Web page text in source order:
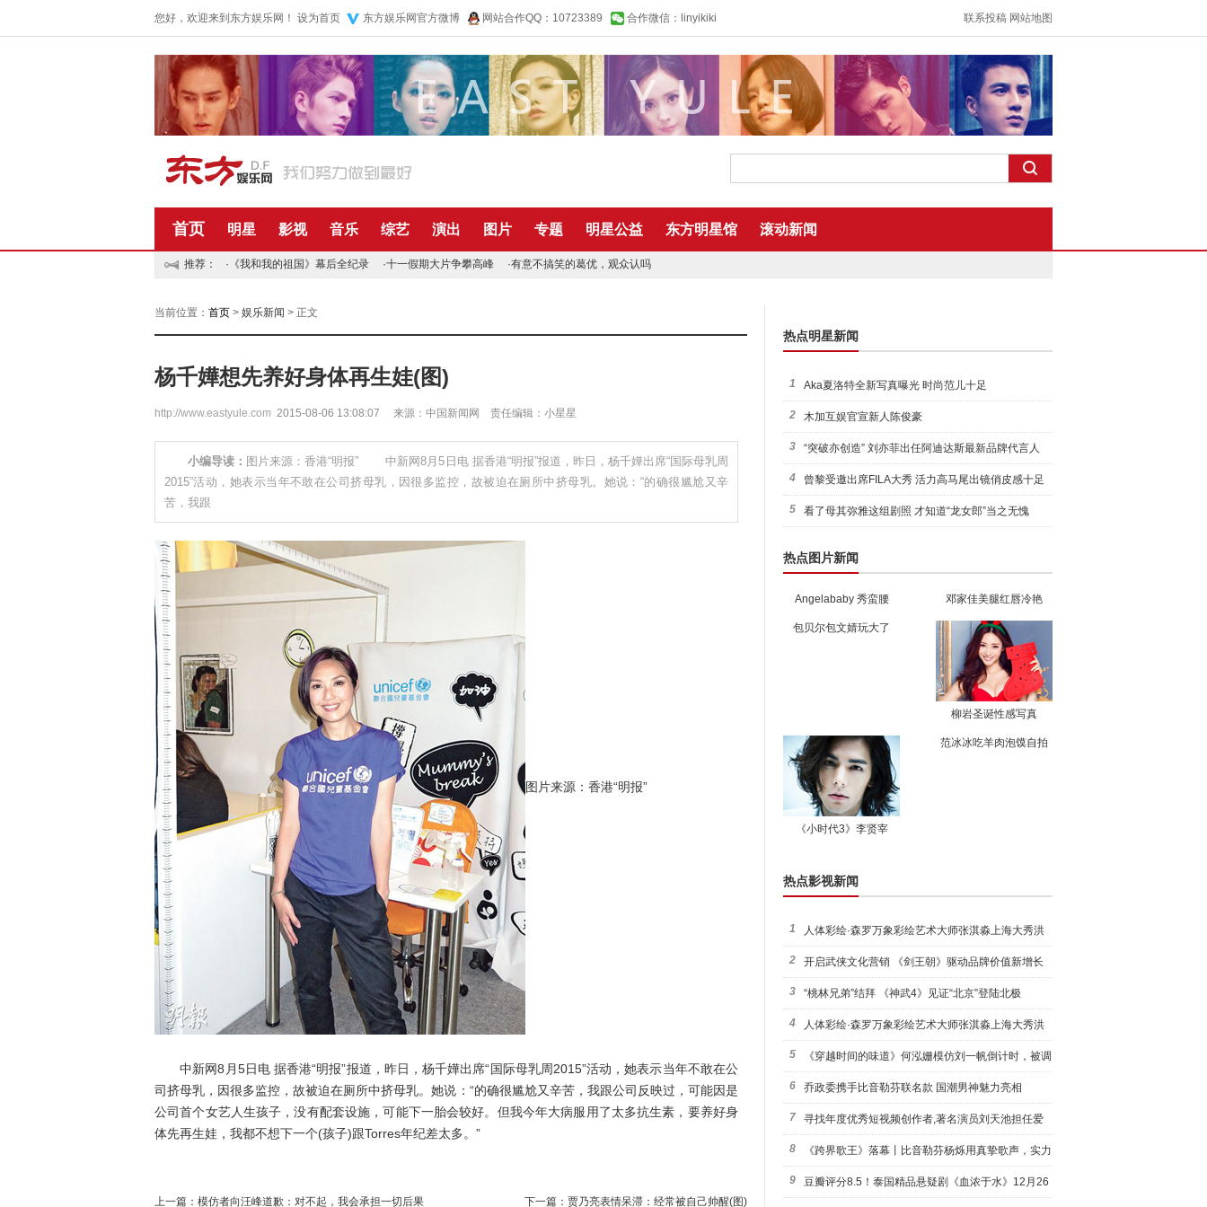
您好，欢迎来到东方娱乐网！ 设为首页 东方娱乐网官方微博 网站合作QQ：10723389 合作微信：linyikiki 联系投稿 网站地图
首页 明星 影视 音乐 综艺 演出 图片 专题 明星公益 东方明星馆 滚动新闻
推荐： · 《我和我的祖国》幕后全纪录 ·十一假期大片争攀高峰 ·有意不搞笑的葛优，观众认吗
当前位置： 首页 > 娱乐新闻 > 正文
杨千嬅想先养好身体再生娃(图)
http://www.eastyule.com 2015-08-06 13:08:07 来源：中国新闻网 责任编辑：小星星
小编导读： 图片来源：香港“明报” 中新网8月5日电 据香港“明报”报道，昨日，杨千嬅出席“国际母乳周
2015”活动，她表示当年不敢在公司挤母乳，因很多监控，故被迫在厕所中挤母乳。她说：“的确很尴尬又辛
苦，我跟
图片来源：香港“明报”
中新网8月5日电 据香港“明报”报道，昨日，杨千嬅出席“国际母乳周2015”活动，她表示当年不敢在公
司挤母乳，因很多监控，故被迫在厕所中挤母乳。她说：“的确很尴尬又辛苦，我跟公司反映过，可能因是
公司首个女艺人生孩子，没有配套设施，可能下一胎会较好。但我今年大病服用了太多抗生素，要养好身
体先再生娃，我都不想下一个(孩子)跟Torres年纪差太多。”
上一篇： 模仿者向汪峰道歉：对不起，我会承担一切后果 下一篇： 贾乃亮表情呆滞：经常被自己帅醒(图)
热点明星新闻
1 Aka夏洛特全新写真曝光 时尚范儿十足
2 木加互娱官宣新人陈俊豪
3 “突破亦创造” 刘亦菲出任阿迪达斯最新品牌代言人
引爆
4 曾黎受邀出席FILA大秀 活力高马尾出镜俏皮感十足
5 看了母其弥雅这组剧照 才知道“龙女郎”当之无愧
热点图片新闻
Angelababy 秀蛮腰 邓家佳美腿红唇冷艳
包贝尔包文婧玩大了
柳岩圣诞性感写真
《小时代3》李贤宰
范冰冰吃羊肉泡馍自拍
热点影视新闻
1 人体彩绘·森罗万象彩绘艺术大师张淇淼上海大秀洪
荒宇宙
2 开启武侠文化营销 《剑王朝》驱动品牌价值新增长
3 “桃林兄弟”结拜 《神武4》见证“北京”登陆北极
4 人体彩绘·森罗万象彩绘艺术大师张淇淼上海大秀洪
荒宇宙
5 《穿越时间的味道》何泓姗模仿刘一帆倒计时，被调
侃“学人
6 乔政委携手比音勒芬联名款 国潮男神魅力亮相
7 寻找年度优秀短视频创作者,著名演员刘天池担任爱
奇艺号"奇
8 《跨界歌王》落幕丨比音勒芬杨烁用真挚歌声，实力
圈粉!
9 豆瓣评分8.5！泰国精品悬疑剧《血浓于水》12月26